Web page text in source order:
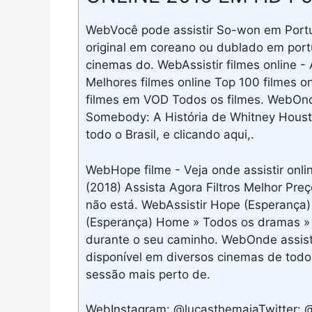
WebVocê pode assistir So-won em
original em coreano ou dublado em
cinemas do. WebAssistir filmes online
Melhores filmes online Top 100 filmes
filmes em VOD Todos os filmes.
Somebody: A História de Whitney
todo o Brasil, e clicando aqui,.
WebHope filme - Veja onde assistir
(2018) Assista Agora Filtros Melhor
não está. WebAssistir Hope
(Esperança) Home » Todos os dramas
durante o seu caminho. WebOnde
disponível em diversos cinemas de
sessão mais perto de.